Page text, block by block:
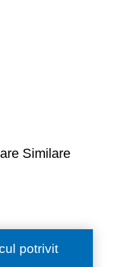
Similare
potrivit